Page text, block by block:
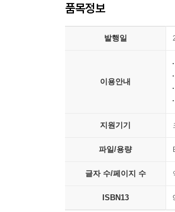
품목정보
발행일
이용안내
지원기기
파일/용량
글자 수/페이지 수
ISBN13